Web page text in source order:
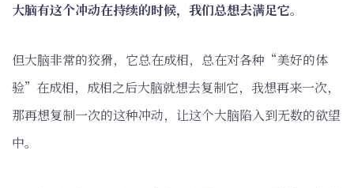
大脑有这个冲动在持续的时候，我们总想去满足它。
但大脑非常的狡猾，它总在成相，总在对各种“美好的体
验”在成相，成相之后大脑就想去复制它，我想再来一次，
那再想复制一次的这种冲动，让这个大脑陷入到无数的欲望
中。